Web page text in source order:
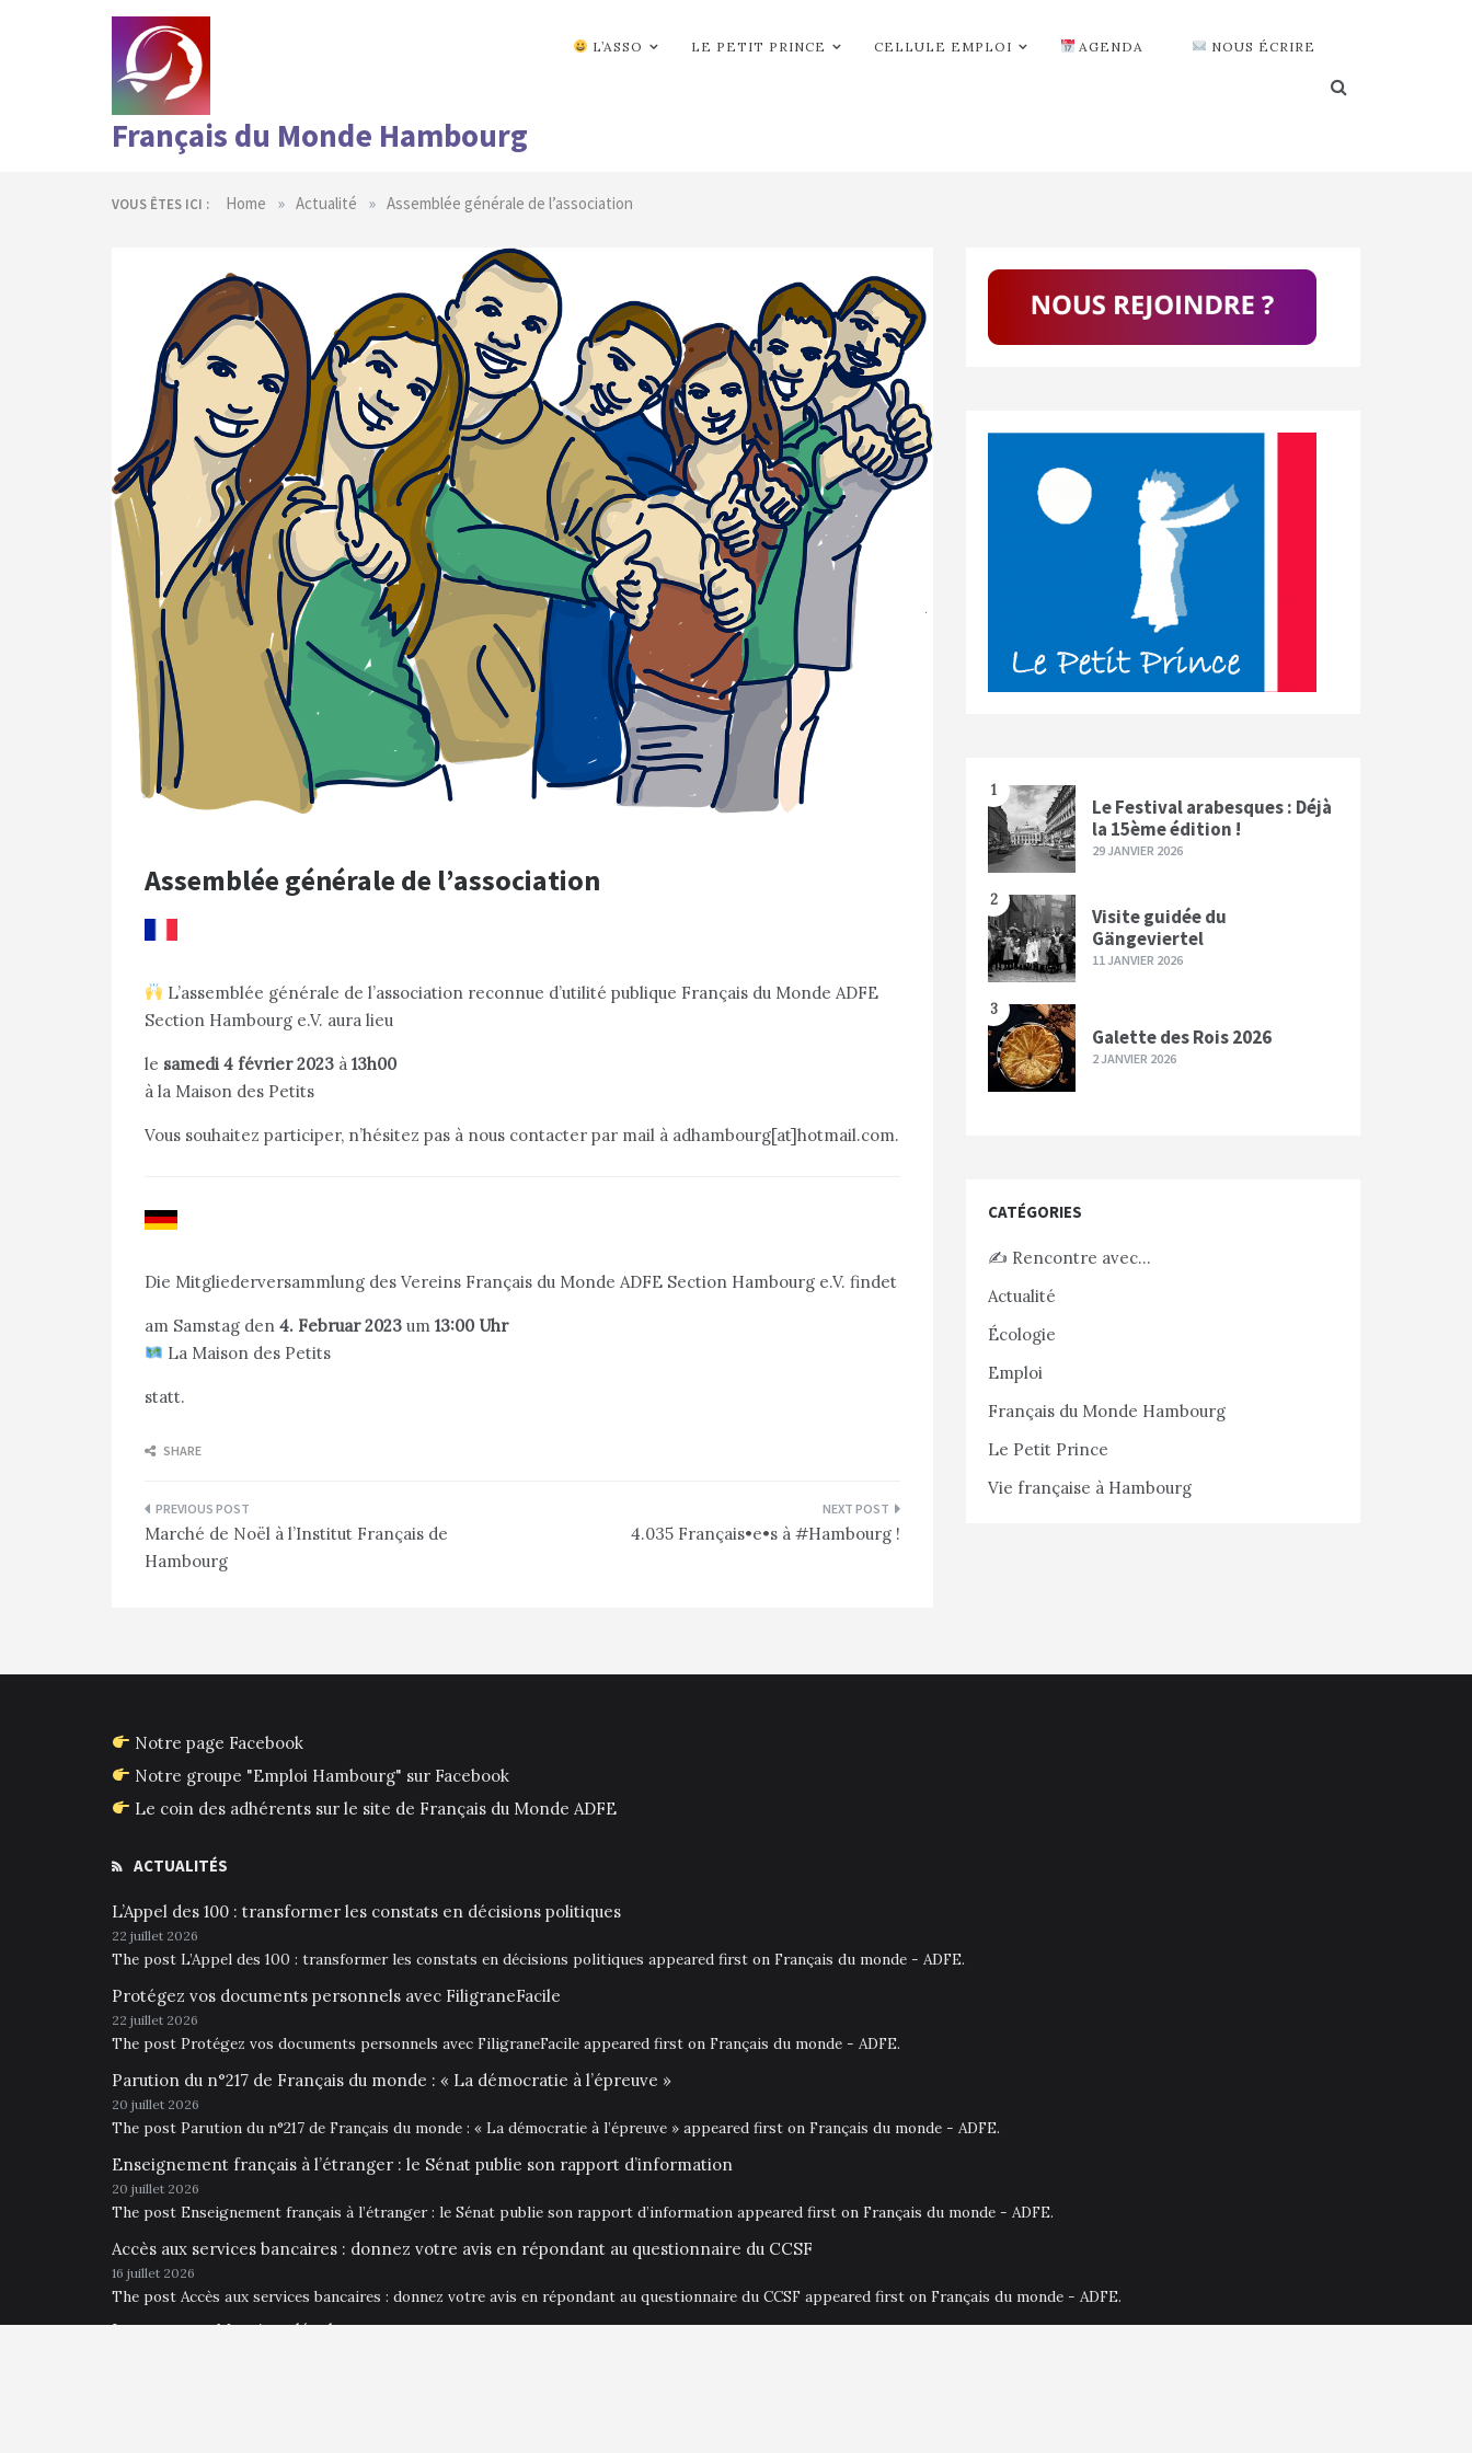
Français du Monde Hambourg
L’ASSO LE PETIT PRINCE CELLULE EMPLOI AGENDA NOUS ÉCRIRE
VOUS ÊTES ICI : Home » Actualité » Assemblée générale de l’association
Assemblée générale de l’association
L’assemblée générale de l’association reconnue d’utilité publique Français du Monde ADFE
Section Hambourg e.V. aura lieu
le samedi 4 février 2023 à 13h00
à la Maison des Petits
Vous souhaitez participer, n’hésitez pas à nous contacter par mail à adhambourg[at]hotmail.com.
Die Mitgliederversammlung des Vereins Français du Monde ADFE Section Hambourg e.V. findet
am Samstag den 4. Februar 2023 um 13:00 Uhr
La Maison des Petits
statt.
SHARE
Navigation
de
l’article
Marché de Noël à l’Institut Français de
Hambourg
4.035 Français•e•s à #Hambourg !
1
Le Festival arabesques : Déjà
la 15ème édition !
29 JANVIER 2026
2
Visite guidée du
Gängeviertel
11 JANVIER 2026
3
Galette des Rois 2026
2 JANVIER 2026
CATÉGORIES
✍️ Rencontre avec…
Actualité
Écologie
Emploi
Français du Monde Hambourg
Le Petit Prince
Vie française à Hambourg
Notre page Facebook
Notre groupe "Emploi Hambourg" sur Facebook
Le coin des adhérents sur le site de Français du Monde ADFE
ACTUALITÉS
L’Appel des 100 : transformer les constats en décisions politiques
22 juillet 2026
The post L’Appel des 100 : transformer les constats en décisions politiques appeared first on Français du monde - ADFE.
Protégez vos documents personnels avec FiligraneFacile
22 juillet 2026
The post Protégez vos documents personnels avec FiligraneFacile appeared first on Français du monde - ADFE.
Parution du n°217 de Français du monde : « La démocratie à l’épreuve »
20 juillet 2026
The post Parution du n°217 de Français du monde : « La démocratie à l’épreuve » appeared first on Français du monde - ADFE.
Enseignement français à l’étranger : le Sénat publie son rapport d’information
20 juillet 2026
The post Enseignement français à l’étranger : le Sénat publie son rapport d’information appeared first on Français du monde - ADFE.
Accès aux services bancaires : donnez votre avis en répondant au questionnaire du CCSF
16 juillet 2026
The post Accès aux services bancaires : donnez votre avis en répondant au questionnaire du CCSF appeared first on Français du monde - ADFE.
Impressum • Mentions légales